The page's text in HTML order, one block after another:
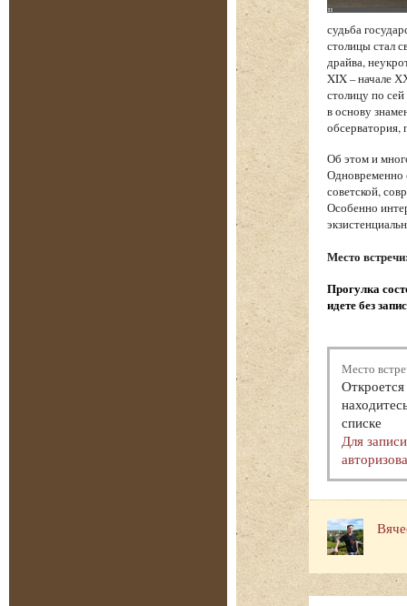
судьба
столицы стал
драйва,
XIX – начале
столицу по
в основу
обсерватория,
Об этом и
Одновременно
советской,
Особенно
Место
Прогулка
идете без
Место
списке
Для